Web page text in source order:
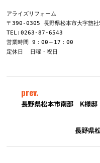
アライズリフォーム
〒390-0305 長野県松本市大字惣
TEL:0263-87-6543
営業時間 9：00～17：00
prev.
長野県松本市南部 K様邸
長野県